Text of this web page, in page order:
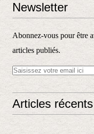
Newsletter
Abonnez-vous pour être
articles publiés.
Articles récents